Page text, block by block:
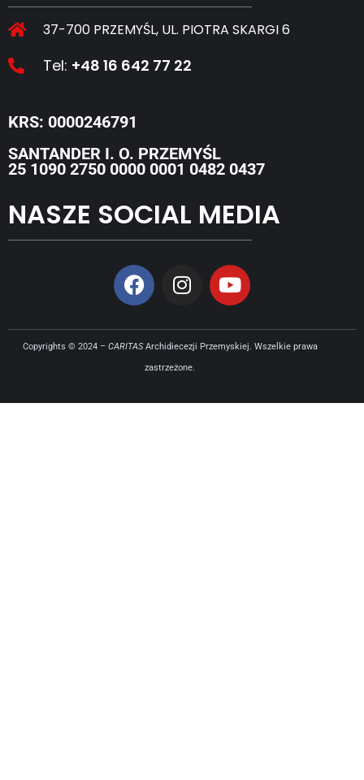
37-700 PRZEMYŚL, UL. PIOTRA SKARGI 6
Tel: +48 16 642 77 22
KRS: 0000246791
SANTANDER I. O. PRZEMYŚL
25 1090 2750 0000 0001 0482 0437
NASZE SOCIAL MEDIA
Copyrights © 2024 – CARITASArchidiecezji Przemyskiej. Wszelkie prawa
zastrzeżone.